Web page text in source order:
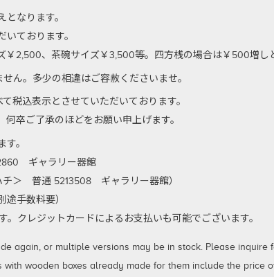
なります。
ております。
￥2,500、茶碗サイズ￥3,500等。四方桟の場合は￥500増し
ん。多少の相違はご容赦くださいませ。
税込表示とさせていただいております。
卒ご了承のほどをお願い申上げます。
。
ギャラリー器館
＞ 普通 5213508 ギャラリー器館）
手数料要）
クレジットカードによるお支払いも可能でございます。
again, or multiple versions may be in stock. Please
wooden boxes already made for them include the price